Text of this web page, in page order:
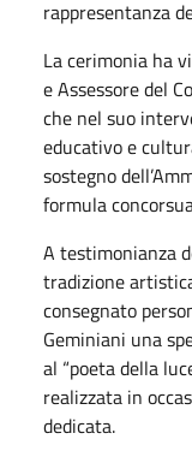
rappresentanza
La cerimonia ha
e Assessore del
che nel suo
educativo e
sostegno
formula
A testimonianza
tradizione
consegnato
Geminiani una
al “poeta della
realizzata in
dedicata.